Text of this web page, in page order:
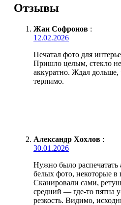
Отзывы
Жан Софронов :
12.02.2026
Печатал фото для
Пришло целым, стекло
аккуратно. Ждал дольше,
терпимо.
Александр Хохлов :
30.01.2026
Нужно было распечатать
белых фото, некоторые в
Сканировали сами,
средний — где-то пятна
резкость. Видимо,